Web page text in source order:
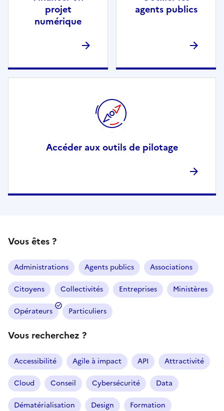
projet
numérique
agents publics
Accéder aux outils de pilotage
Vous êtes ?
Administrations Agents publics Associations
Citoyens Collectivités Entreprises Ministères
Opérateurs Particuliers
Vous recherchez ?
Accessibilité Agile à impact API Attractivité
Cloud Conseil Cybersécurité Data
Dématérialisation Design Formation